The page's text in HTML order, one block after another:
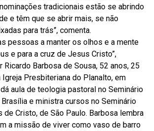
tradicionais estão se abrindo
e têm que se abrir mais, se não
para trás”, comenta.
pessoas a manter os olhos e a mente
e para a cruz de Jesus Cristo”,
Barbosa de Sousa, 52 anos, 25
Presbiteriana do Planalto, em
aula de teologia pastoral no Seminário
e ministra cursos no Seminário
de Cristo, de São Paulo. Barbosa lembra
a missão de viver como vaso de barro